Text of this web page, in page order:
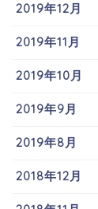
2019年12月
2019年11月
2019年10月
2019年9月
2019年8月
2018年12月